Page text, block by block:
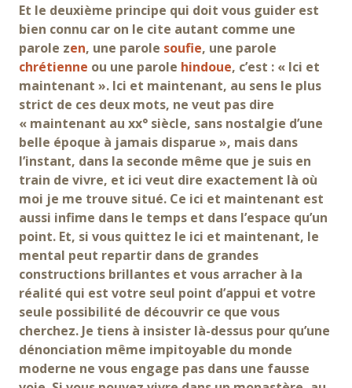
Et le deuxième principe qui doit vous guider est
bien connu car on le cite autant comme une
parole zen, une parole soufie, une parole
chrétienne ou une parole hindoue, c’est : « Ici et
maintenant ». Ici et maintenant, au sens le plus
strict de ces deux mots, ne veut pas dire
« maintenant au xx° siècle, sans nostalgie d’une
belle époque à jamais disparue », mais dans
l’instant, dans la seconde même que je suis en
train de vivre, et ici veut dire exactement là où
moi je me trouve situé. Ce ici et maintenant est
aussi infime dans le temps et dans l’espace qu’un
point. Et, si vous quittez le ici et maintenant, le
mental peut repartir dans de grandes
constructions brillantes et vous arracher à la
réalité qui est votre seul point d’appui et votre
seule possibilité de découvrir ce que vous
cherchez. Je tiens à insister là-dessus pour qu’une
dénonciation même impitoyable du monde
moderne ne vous engage pas dans une fausse